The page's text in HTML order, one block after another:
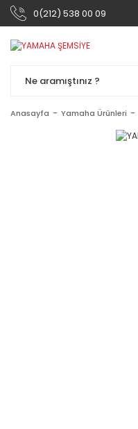
0(212) 538 00 09
Anasayfa Yamaha Ürünleri